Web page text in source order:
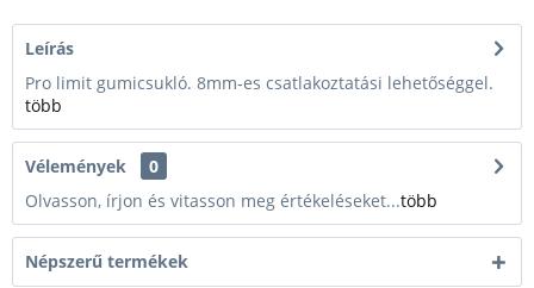
Leírás
Pro limit gumicsukló. 8mm-es csatlakoztatási lehetőséggel.
több
Vélemények
0
Olvasson, írjon és vitasson meg értékeléseket...több
Népszerű termékek